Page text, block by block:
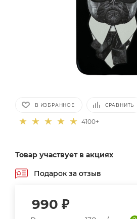
В ИЗБРАННОЕ СРАВНИТЬ
4100+
Товар участвует в акциях
Подарок за отзыв
990 ₽